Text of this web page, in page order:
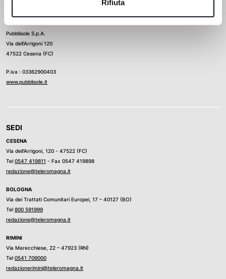
Rifiuta
Ludovico Luongo
Pubblisole S.p.A.
Via dell’Arrigoni 120
47522 Cesena (FC)
P.iva : 03362900403
www.pubblisole.it
SEDI
CESENA
Via dell’Arrigoni, 120 - 47522 (FC)
Tel 0547 419811 - Fax 0547 419898
redazione@teleromagna.it
BOLOGNA
Via dei Trattati Comunitari Europei, 17 – 40127 (BO)
Tel 800 591999
redazione@teleromagna.it
RIMINI
Via Marecchiese, 22 – 47923 (RN)
Tel 0541 709000
redazionerimini@teleromagna.it